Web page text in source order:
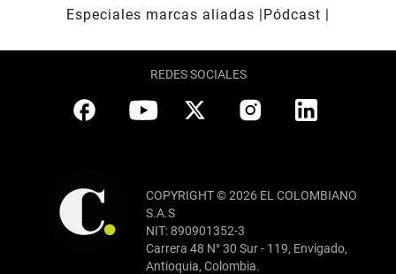
Especiales marcas aliadas
Pódcast
REDES SOCIALES
COPYRIGHT © 2026 EL COLOMBIANO
S.A.S
NIT: 890901352-3
Carrera 48 N° 30 Sur - 119, Envigado,
Antioquia, Colombia.